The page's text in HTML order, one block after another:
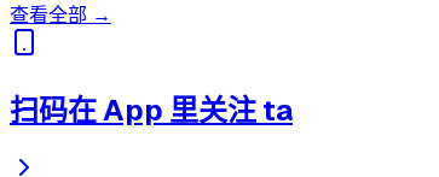
查看全部 →
扫码在 App 里关注 ta